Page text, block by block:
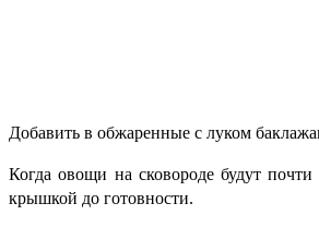
Добавить в обжаренные с луком
Когда овощи на сковороде будут
крышкой до готовности.